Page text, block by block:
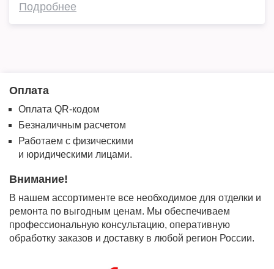
Подробнее
Оплата
Оплата QR-кодом
Безналичным расчетом
Работаем с физическими
и юридическими лицами.
Внимание!
В нашем ассортименте все необходимое для отделки и
ремонта по выгодным ценам. Мы обеспечиваем
профессиональную консультацию, оперативную
обработку заказов и доставку в любой регион России.